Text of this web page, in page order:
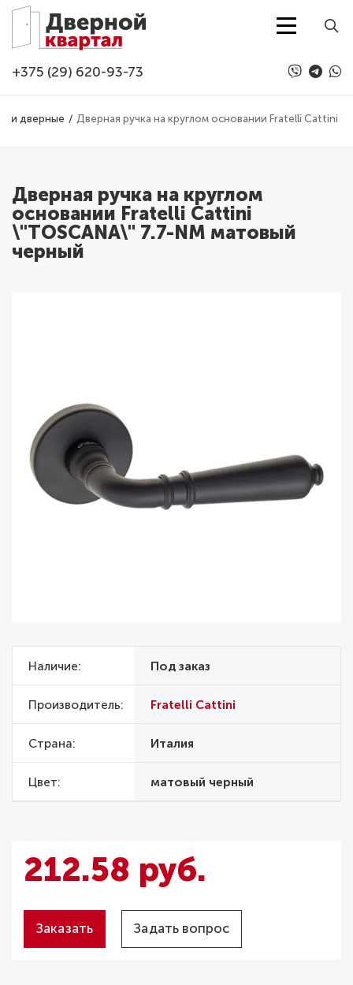
Перейти к основному содержанию
+375 (29) 620-93-73
дверные Дверная ручка на круглом основании Fratelli Cattini
Дверная ручка на круглом
основании Fratelli Cattini
\"TOSCANA\" 7.7-NM матовый
черный
Наличие Под заказ
Производитель Fratelli Cattini
Страна Италия
Цвет матовый черный
212.58 руб.
Заказать Задать вопрос